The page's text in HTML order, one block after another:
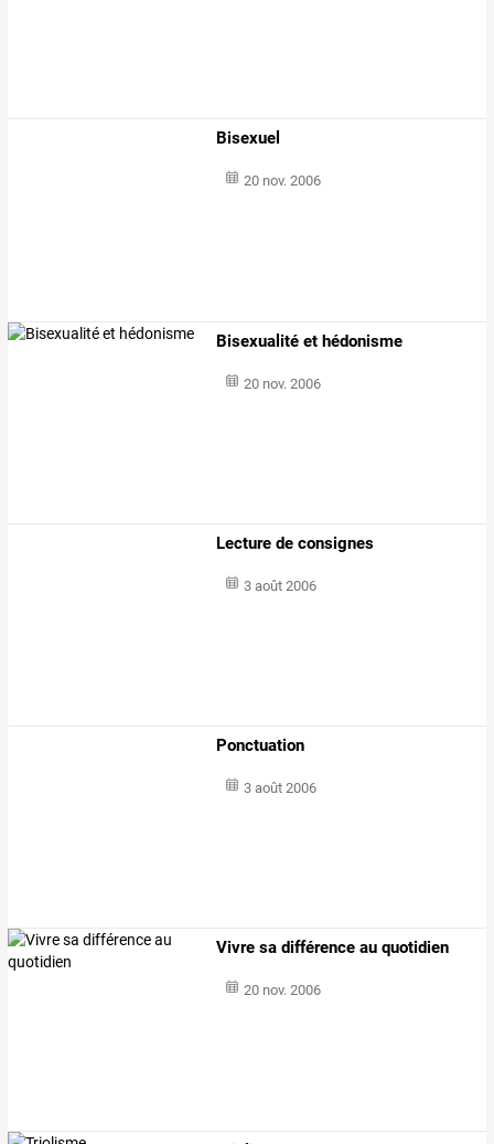
Bisexuel
20 nov. 2006
Bisexualité et hédonisme
20 nov. 2006
Lecture de consignes
3 août 2006
Ponctuation
3 août 2006
Vivre sa différence au quotidien
20 nov. 2006